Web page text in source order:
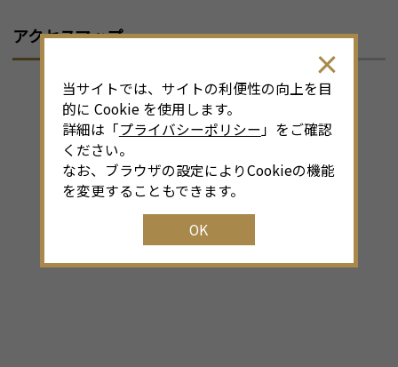
アクセスマップ
当サイトでは、サイトの利便性の向上を目
的に Cookie を使用します。
詳細は「プライバシーポリシー 」をご確認
ください。
なお、ブラウザの設定によりCookieの機能
を変更することもできます。
OK